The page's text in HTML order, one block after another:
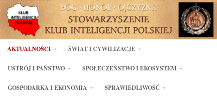
AKTUALNOŚCI ŚWIAT I CYWILIZACJE
USTRÓJ I PAŃSTWO SPOŁECZEŃSTWO I EKOSYSTEM
GOSPODARKA I EKONOMIA SPRAWIEDLIWOŚĆ